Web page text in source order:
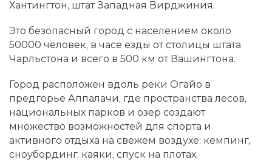
Хантингтон, штат Западная Вирджиния.
Это безопасный город с населением около
50000 человек, в часе езды от столицы штата
Чарльстона и всего в 500 км от Вашингтона.
Город расположен вдоль реки Огайо в
предгорье Аппалачи, где пространства лесов,
национальных парков и озер создают
множество возможностей для спорта и
активного отдыха на свежем воздухе: кемпинг,
сноубординг, каяки, спуск на плотах,